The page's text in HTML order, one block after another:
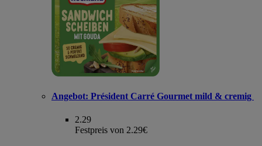
Angebot: Président Carré Gourmet mild & cremig
2.29
Festpreis von 2.29€